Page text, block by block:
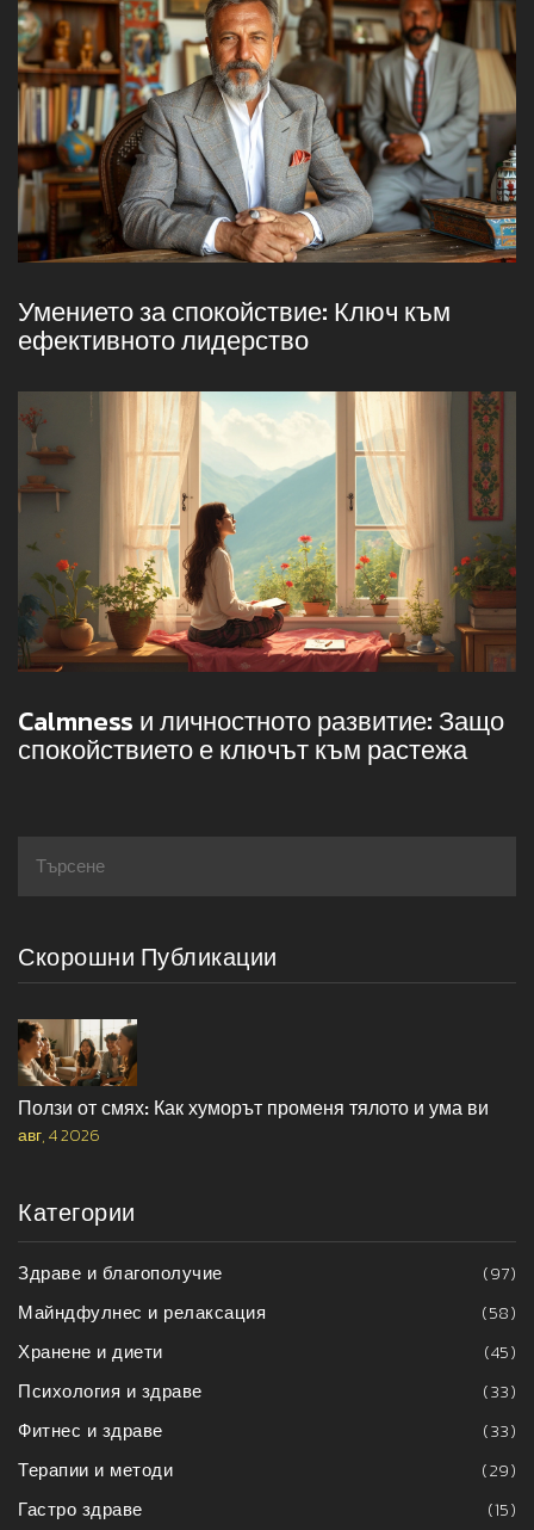
Умението за спокойствие: Ключ към
ефективното лидерство
Calmness и личностното развитие: Защо
спокойствието е ключът към растежа
Скорошни Публикации
Ползи от смях: Как хуморът променя тялото и ума ви
авг, 4 2026
Категории
Здраве и благополучие
(97)
Майндфулнес и релаксация
(58)
Хранене и диети
(45)
Психология и здраве
(33)
Фитнес и здраве
(33)
Терапии и методи
(29)
Гастро здраве
(15)